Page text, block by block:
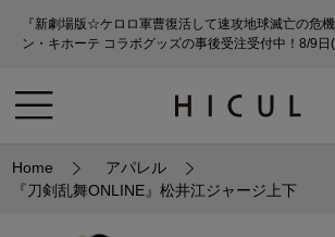
『新劇場版☆ケロロ軍曹復活して速攻地球滅亡の危
ン・キホーテ コラボグッズの事後受注受付中！8/9日(
Home
アパレル
『刀剣乱舞ONLINE』松井江ジャージ上下